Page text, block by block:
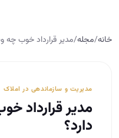
خانه/مجله/مدیر قرارداد خوب چه
مدیریت و سازماندهی در املاک
مدیر قرارداد
دارد؟